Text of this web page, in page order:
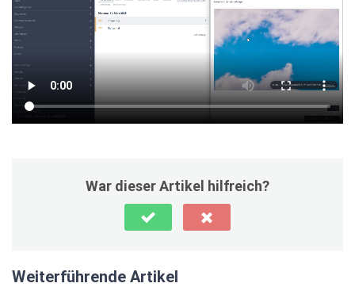
War dieser Artikel hilfreich?
Weiterführende Artikel